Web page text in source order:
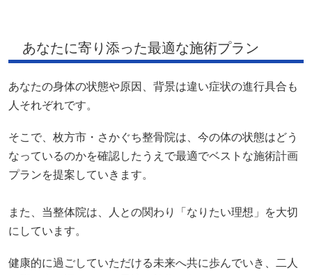
あなたに寄り添った最適な施術プラン
あなたの身体の状態や原因、背景は違い症状の進行具合も
人それぞれです。
そこで、枚方市・さかぐち整骨院は、今の体の状態はどう
なっているのかを確認したうえで最適でベストな施術計画
プランを提案していきます。
また、当整体院は、人との関わり「なりたい理想」を大切
にしています。
健康的に過ごしていただける未来へ共に歩んでいき、二人